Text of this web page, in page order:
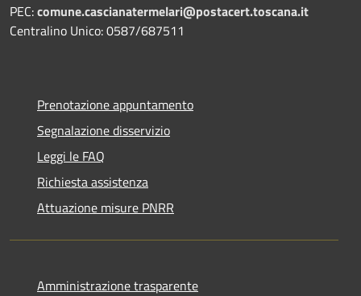
PEC:comune.cascianatermelari@postacert.toscana.it
Centralino Unico: 0587/687511
Prenotazione appuntamento
Segnalazione disservizio
Leggi le FAQ
Richiesta assistenza
Attuazione misure PNRR
Amministrazione trasparente